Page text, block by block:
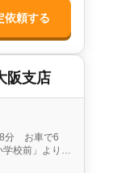
依頼する
阪支店
分 お車で6
校前」より徒